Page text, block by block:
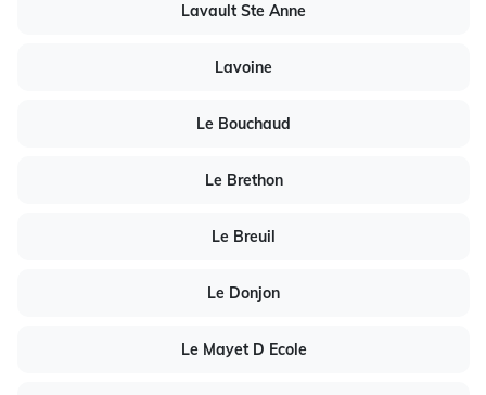
Lavault Ste Anne
Lavoine
Le Bouchaud
Le Brethon
Le Breuil
Le Donjon
Le Mayet D Ecole